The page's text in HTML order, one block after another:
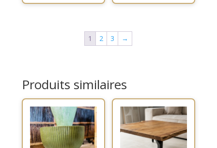
1 2 3 →
Produits similaires